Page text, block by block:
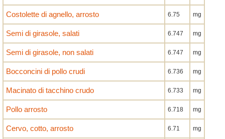
Costolette di agnello, arrosto 6.75 mg
Semi di girasole, salati 6.747 mg
Semi di girasole, non salati 6.747 mg
Bocconcini di pollo crudi 6.736 mg
Macinato di tacchino crudo 6.733 mg
Pollo arrosto 6.718 mg
Cervo, cotto, arrosto 6.71 mg